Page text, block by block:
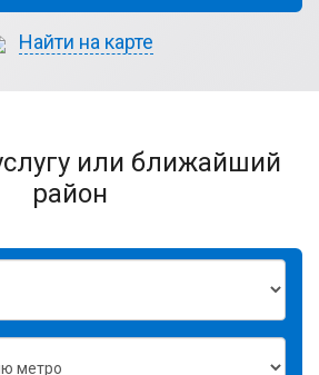
Найти на карте
район